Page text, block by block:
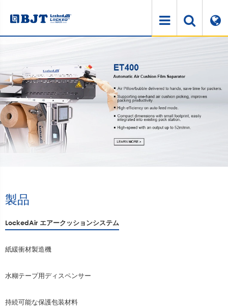
製品
LockedAir エアークッションシステム
紙緩衝材製造機
水糊テープ用ディスペンサー
持続可能な保護包装材料